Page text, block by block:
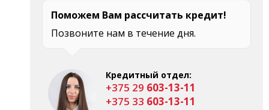
Поможем Вам рассчитать кредит!
Позвоните нам в течение дня.
Кредитный отдел:
+375 29 603-13-11
+375 33 603-13-11